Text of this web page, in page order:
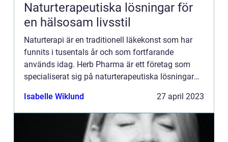
Naturterapeutiska lösningar för
en hälsosam livsstil
Naturterapi är en traditionell läkekonst som har
funnits i tusentals år och som fortfarande
används idag. Herb Pharma är ett företag som
specialiserat sig på naturterapeutiska lösningar
livsstil. De jobb...
Isabelle Wiklund 27 april 2023